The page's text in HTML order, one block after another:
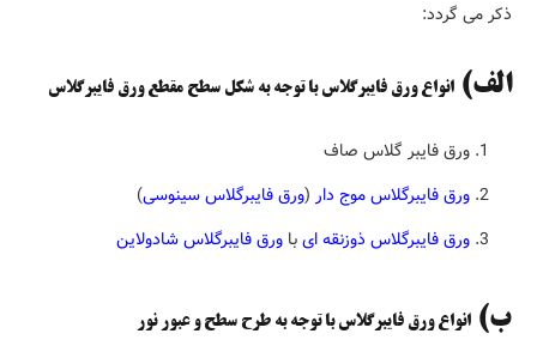
ذکر می گردد:
الف) انواع ورق فایبرگلاس با توجه به شکل سطح مقطع ورق فایبرگلاس
ورق فایبر گلاس صاف
ورق فایبرگلاس موج دار (ورق فایبرگلاس سینوسی)
ورق فایبرگلاس ذوزنقه ایبا ورق فایبرگلاس شادولاین
ب) انواع ورق فایبرگلاس با توجه به طرح سطح و عبور نور